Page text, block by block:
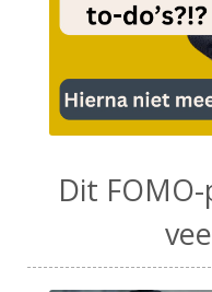
Dit